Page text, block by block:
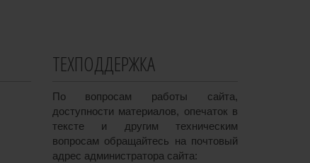
ТЕХПОДДЕРЖКА
По вопросам работы сайта,
доступности материалов, опечаток в
тексте и другим техническим
вопросам обращайтесь на почтовый
адрес администратора сайта: